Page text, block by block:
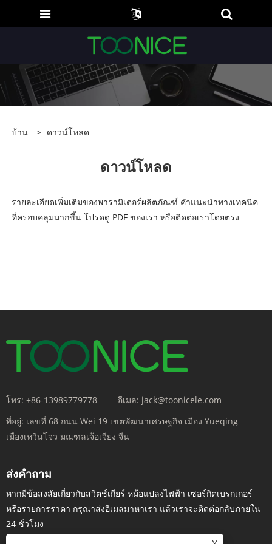
บ้าน > ดาวน์โหลด
ดาวน์โหลด
รายละเอียดเพิ่มเติมของพารามิเตอร์ผลิตภัณฑ์ คำแนะนำทางเทคนิค
ที่ครอบคลุมมากขึ้น โปรดดู PDF ของเรา หรือติดต่อเราโดยตรง
โทร: +86-13989779778 อีเมล: jack@toonicele.com
ที่อยู่: เลขที่ 68 ถนน Wei 19 เขตพัฒนาเศรษฐกิจ เมือง Yueqing
เมืองเหวินโจว มณฑลเจ้อเจียง จีน
ส่งคำถาม
หากมีข้อสงสัยเกี่ยวกับสวิตช์เกียร์ หม้อแปลงไฟฟ้า เซอร์กิตเบรกเกอร์
หรือรายการราคา กรุณาส่งอีเมลมาหาเรา แล้วเราจะติดต่อกลับภายใน
24 ชั่วโมง